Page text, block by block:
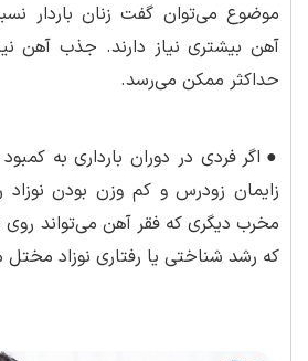
موضوع می‌توان گفت زنان باردار
آهن بیشتری نیاز دارند. جذب آهن
حداکثر ممکن می‌رسد.
● اگر فردی در دوران بارداری به
زایمان زودرس و کم وزن بودن نوزاد
مخرب دیگری که فقر آهن می‌تواند
که رشد شناختی یا رفتاری نوزاد